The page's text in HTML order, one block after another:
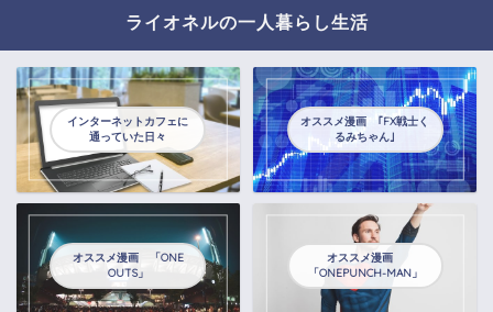
ライオネルの一人暮らし生活
インターネットカフェに
通っていた日々
オススメ漫画 ｢FX戦士く
るみちゃん｣
オススメ漫画 「ONE
OUTS」
オススメ漫画
「ONEPUNCH-MAN」